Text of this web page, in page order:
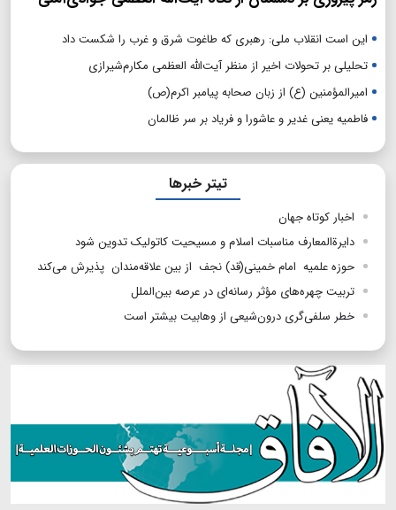
این است انقلاب ملی: رهبری که طاغوت شرق و غرب را شکست داد
تحلیلی بر تحولات اخیر از منظر آیت‌الله العظمی مکارم‌شیرازی
امیرالمؤمنین (ع) از زبان صحابه پیامبر اکرم(ص)
فاطمیه یعنی غدیر و عاشورا و فریاد بر سر ظالمان
تیتر خبرها
اخبار کوتاه جهان
دایرةالمعارف مناسبات اسلام و مسیحیت کاتولیک تدوین شود
حوزه علمیه امام خمینی(قد) نجف از بین علاقه‌مندان پذیرش می‌کند
تربیت چهره‌های مؤثر رسانه‌ای در عرصه بین‌الملل
خطر سلفی‌گری درون‌شیعی از وهابیت بیشتر است